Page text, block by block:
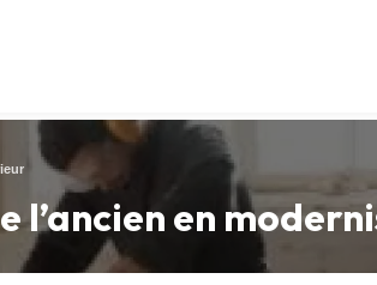
l’ancien en